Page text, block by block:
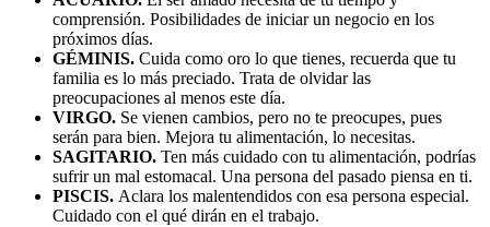
comprensión. Posibilidades de iniciar un negocio en los
próximos días.
GÉMINIS. Cuida como oro lo que tienes, recuerda que tu
familia es lo más preciado. Trata de olvidar las
preocupaciones al menos este día.
VIRGO. Se vienen cambios, pero no te preocupes, pues
serán para bien. Mejora tu alimentación, lo necesitas.
SAGITARIO. Ten más cuidado con tu alimentación, podrías
sufrir un mal estomacal. Una persona del pasado piensa en ti.
PISCIS. Aclara los malentendidos con esa persona especial.
Cuidado con el qué dirán en el trabajo.